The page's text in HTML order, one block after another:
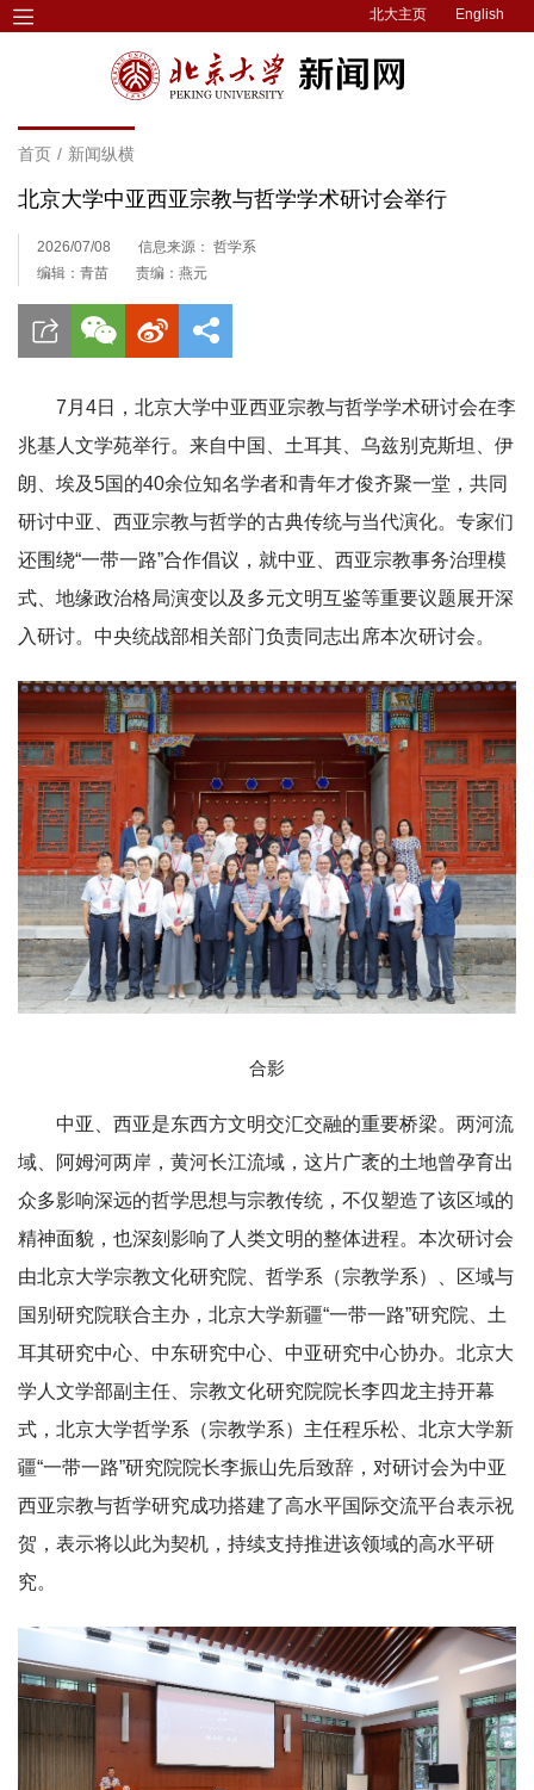
北大主页 English
首页 / 新闻纵横
北京大学中亚西亚宗教与哲学学术研讨会举行
2026/07/08
信息来源： 哲学系
编辑：青苗
责编：燕元
7月4日，北京大学中亚西亚宗教与哲学学术研讨会在李
兆基人文学苑举行。来自中国、土耳其、乌兹别克斯坦、伊
朗、埃及5国的40余位知名学者和青年才俊齐聚一堂，共同
研讨中亚、西亚宗教与哲学的古典传统与当代演化。专家们
还围绕“一带一路”合作倡议，就中亚、西亚宗教事务治理模
式、地缘政治格局演变以及多元文明互鉴等重要议题展开深
入研讨。中央统战部相关部门负责同志出席本次研讨会。
合影
中亚、西亚是东西方文明交汇交融的重要桥梁。两河流
域、阿姆河两岸，黄河长江流域，这片广袤的土地曾孕育出
众多影响深远的哲学思想与宗教传统，不仅塑造了该区域的
精神面貌，也深刻影响了人类文明的整体进程。本次研讨会
由北京大学宗教文化研究院、哲学系（宗教学系）、区域与
国别研究院联合主办， 北京大学新疆“一带一路”研究院、土
耳其研究中心、中东研究中心、中亚研究中心协办。 北京大
学人文学部副主任、宗教文化研究院院长李四龙主持开幕
式，北京大学哲学系（宗教学系）主任程乐松、北京大学新
疆“一带一路”研究院院长李振山先后致辞，对研讨会为中亚
西亚宗教与哲学研究成功搭建了高水平国际交流平台表示祝
贺，表示将以此为契机，持续支持推进该领域的高水平研
究。